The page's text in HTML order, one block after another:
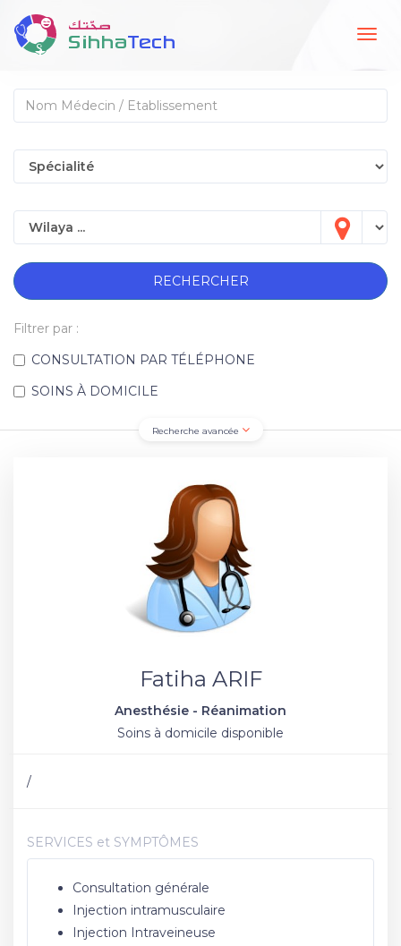
RECHERCHER
Filtrer par :
CONSULTATION PAR TÉLÉPHONE
SOINS À DOMICILE
Recherche avancée
Fatiha ARIF
Anesthésie - Réanimation
Soins à domicile disponible
/
SERVICES et SYMPTÔMES
Consultation générale
Injection intramusculaire
Injection Intraveineuse